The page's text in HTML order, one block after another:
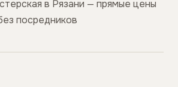
в Рязани — прямые цены
посредников